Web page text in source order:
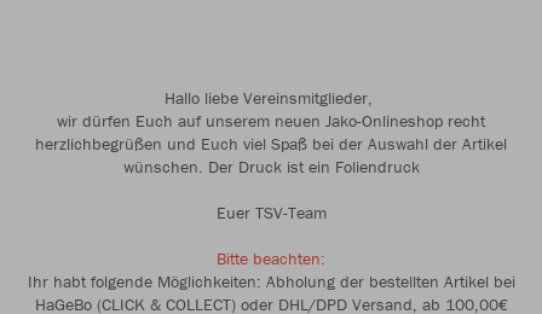
Hallo liebe Vereinsmitglieder,
wir dürfen Euch auf unserem neuen Jako-Onlineshop recht
herzlichbegrüßen und Euch viel Spaß bei der Auswahl der Artikel
wünschen. Der Druck ist ein Foliendruck
Euer TSV-Team
Bitte beachten:
Ihr habt folgende Möglichkeiten: Abholung der bestellten Artikel bei
HaGeBo (CLICK & COLLECT) oder DHL/DPD Versand, ab 100,00€